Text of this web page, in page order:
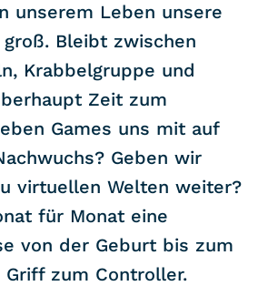
unserem Leben unsere
Bleibt zwischen
Krabbelgruppe und
Zeit zum
Games uns mit auf
Geben wir
virtuellen Welten weiter?
für Monat eine
von der Geburt bis zum
Griff zum Controller.